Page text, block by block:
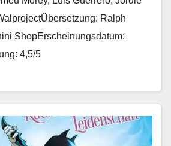
Ralph
ShopErscheinungsdatum:
4,5/5